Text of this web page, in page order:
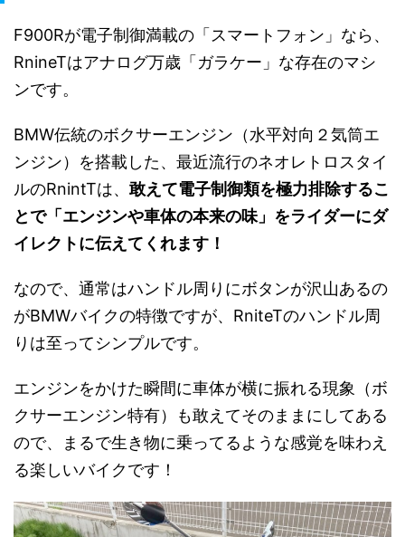
F900Rが電子制御満載の「スマートフォン」なら、
RnineTはアナログ万歳「ガラケー」な存在のマシ
ンです。
BMW伝統のボクサーエンジン（水平対向２気筒エ
ンジン）を搭載した、最近流行のネオレトロスタイ
ルのRnintTは、 敢えて電子制御類を極力排除するこ
とで「エンジンや車体の本来の味」をライダーにダ
イレクトに伝えてくれます！
なので、通常はハンドル周りにボタンが沢山あるの
がBMWバイクの特徴ですが、RniteTのハンドル周
りは至ってシンプルです。
エンジンをかけた瞬間に車体が横に振れる現象（ボ
クサーエンジン特有）も敢えてそのままにしてある
ので、まるで生き物に乗ってるような感覚を味わえ
る楽しいバイクです！